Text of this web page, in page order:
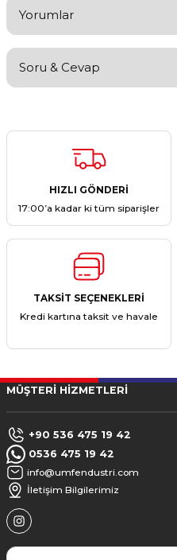
Yorumlar
Soru & Cevap
Ürün hakkında
HIZLI GÖNDERİ
17:00’a kadar ki tüm siparişler
TAKSİT SEÇENEKLERİ
Kredi kartına taksit ve havale
MÜŞTERİ HİZMETLERİ
+90 536 475 19 42
0536 475 19 42
info@umfendustri.com
İletişim Bilgilerimiz